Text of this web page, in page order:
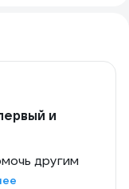
и
другим